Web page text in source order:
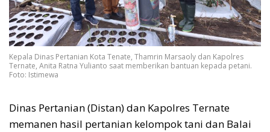
Kepala Dinas Pertanian Kota Tenate, Thamrin Marsaoly dan Kapolres
Ternate, Anita Ratna Yulianto saat memberikan bantuan kepada petani.
Foto: Istimewa
Dinas Pertanian (Distan) dan Kapolres Ternate
memanen hasil pertanian kelompok tani dan Balai